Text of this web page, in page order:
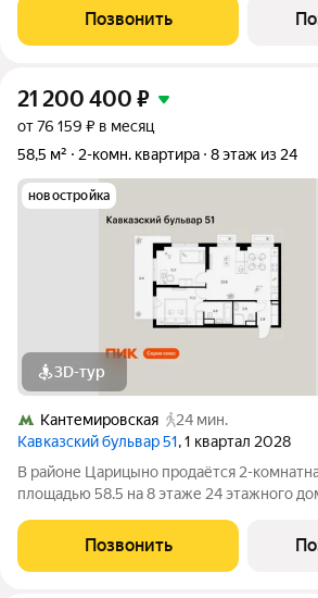
17 минут пешком до станции метро
минут до станции
Позвонить
21 200 400 ₽
от 76 159 ₽ в месяц
58,5 м²
2-комн. квартира 8 этаж из 24
новостройка
3D-тур
Кантемировская
24 мин.
Кавказский бульвар 51, 1 квартал 2028
В районе Царицыно продаётся 2-
площадью 58.5 на 8 этаже 24 этажного
17 минут пешком до станции метро
минут до станции
Позвонить